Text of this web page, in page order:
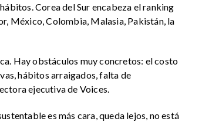
Corea del Sur encabeza el ranking
México, Colombia, Malasia, Pakistán, la
Hay obstáculos muy concretos: el costo
hábitos arraigados, falta de
ejecutiva de Voices.
es más cara, queda lejos, no está